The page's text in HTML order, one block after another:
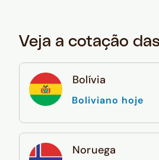
Veja a cotação
Bolívia
Boliviano hoje
Noruega